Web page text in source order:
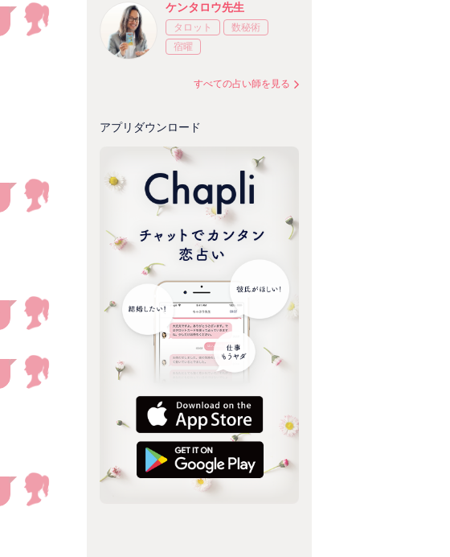
ケンタロウ先生
タロット
数秘術
宿曜
すべての占い師を見る
アプリダウンロード